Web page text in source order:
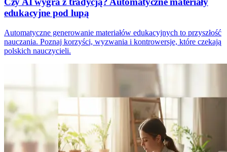
edukacyjne pod lupą
Automatyczne generowanie materiałów edukacyjnych to przyszłość
nauczania. Poznaj korzyści, wyzwania i kontrowersje, które czekają
polskich nauczycieli.